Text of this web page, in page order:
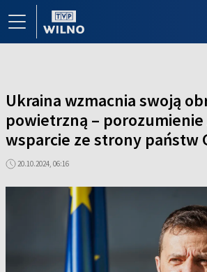
Ukraina wzmacnia swoją
powietrzną – porozumienie
wsparcie ze strony państw
20.10.2024, 06:16